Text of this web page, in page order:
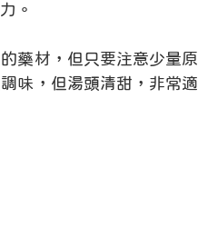
。
藥材，但只要注意少量原
味，但湯頭清甜，非常適